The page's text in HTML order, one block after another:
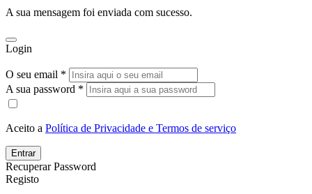
A sua mensagem foi enviada com sucesso.
Login
O seu email *
A sua password *
Aceito a Política de Privacidade e Termos de serviço
Entrar
Recuperar Password
Registo